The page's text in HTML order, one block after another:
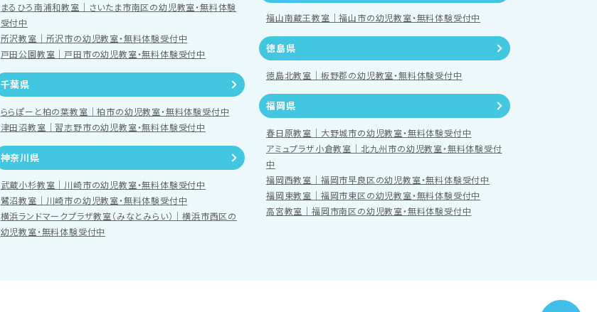
まるひろ南浦和教室｜さいたま市南区の幼児教室・無料体験
受付中
所沢教室｜所沢市の幼児教室・無料体験受付中
戸田公園教室｜戸田市の幼児教室・無料体験受付中
千葉県
ららぽーと柏の葉教室｜柏市の幼児教室・無料体験受付中
津田沼教室｜習志野市の幼児教室・無料体験受付中
神奈川県
武蔵小杉教室｜川崎市の幼児教室・無料体験受付中
鷺沼教室｜川崎市の幼児教室・無料体験受付中
横浜ランドマークプラザ教室（みなとみらい）｜横浜市西区の
幼児教室・無料体験受付中
福山南蔵王教室｜福山市の幼児教室・無料体験受付中
徳島県
徳島北教室｜板野郡の幼児教室・無料体験受付中
福岡県
春日原教室｜大野城市の幼児教室・無料体験受付中
アミュプラザ小倉教室｜北九州市の幼児教室・無料体験受付
中
福岡西教室｜福岡市早良区の幼児教室・無料体験受付中
福岡東教室｜福岡市東区の幼児教室・無料体験受付中
高宮教室｜福岡市南区の幼児教室・無料体験受付中